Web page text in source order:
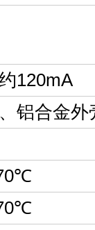
120mA
铝合金外